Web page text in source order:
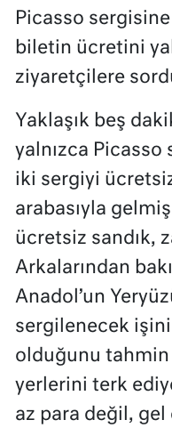
Picasso
biletin ücretini
ziyaretçilere
Yaklaşık beş
yalnızca
iki sergiyi
arabasıyla
ücretsiz sandık,
Arkalarından
Anadol’un
sergilenecek
olduğunu tahmin
yerlerini terk
az para değil,